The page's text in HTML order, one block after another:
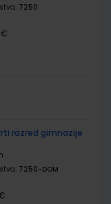
7250
€
razred gimnazije
7250-DOM